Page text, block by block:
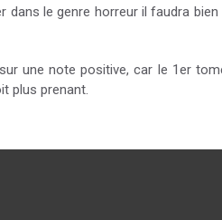
le genre horreur il faudra
une note positive, car le 1er
plus prenant.